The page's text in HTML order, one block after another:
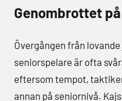
Genombrottet
Övergången från
seniorspelare är ofta
eftersom tempot,
annan på seniornivå.